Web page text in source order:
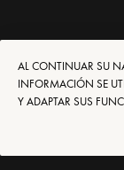
EN FR DE
AL CONTINUAR SU
INFORMACIÓN SE
Y ADAPTAR SUS